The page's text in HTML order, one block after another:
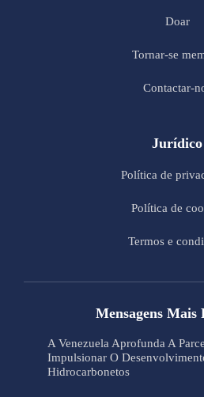
Doar
Tornar-se
Contactar-
Jurídico
Política de
Política de
Termos e
Mensagens Mais
A Venezuela Aprofunda A
Impulsionar O
Hidrocarbonetos